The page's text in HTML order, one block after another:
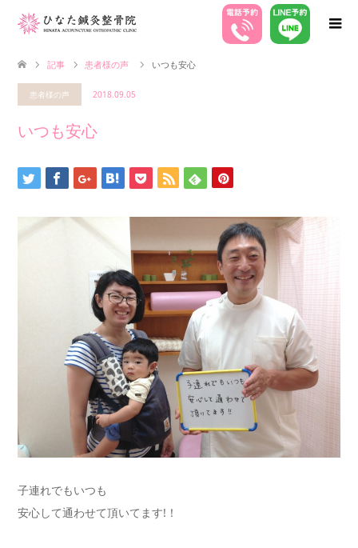
記事 患者様の声 いつも安心
患者様の声 2018.09.05
いつも安心
子連れでもいつも
安心して通わせて頂いてます!！